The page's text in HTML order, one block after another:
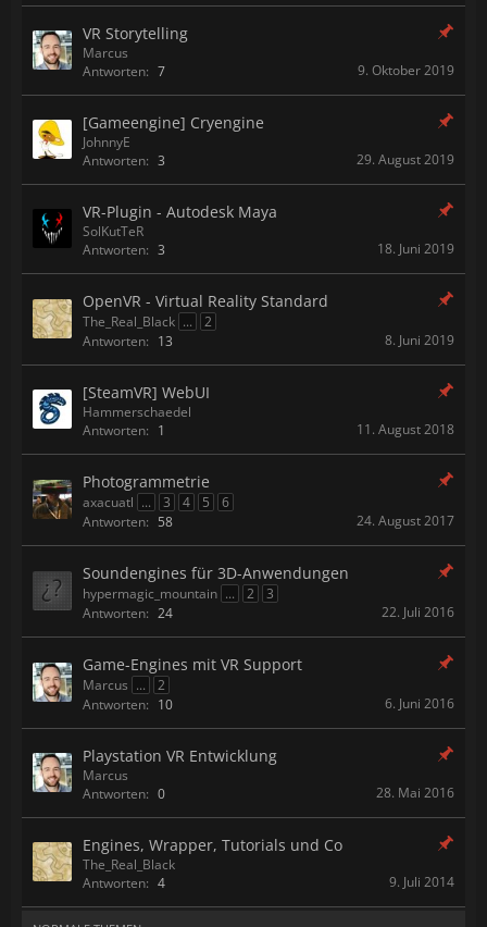
VR Storytelling
Marcus
Antworten: 7 9. Oktober 2019
[Gameengine] Cryengine
JohnnyE
Antworten: 3 29. August 2019
VR-Plugin - Autodesk Maya
SolKutTeR
Antworten: 3 18. Juni 2019
OpenVR - Virtual Reality Standard
The_Real_Black ...
2
Antworten: 13 8. Juni 2019
[SteamVR] WebUI
Hammerschaedel
Antworten: 1 11. August 2018
Photogrammetrie
axacuatl ... 3 4 5
6
Antworten: 58 24. August 2017
Soundengines für 3D-Anwendungen
hypermagic_mountain ... 2
3
Antworten: 24 22. Juli 2016
Game-Engines mit VR Support
Marcus ...
2
Antworten: 10 6. Juni 2016
Playstation VR Entwicklung
Marcus
Antworten: 0 28. Mai 2016
Engines, Wrapper, Tutorials und Co
The_Real_Black
Antworten: 4 9. Juli 2014